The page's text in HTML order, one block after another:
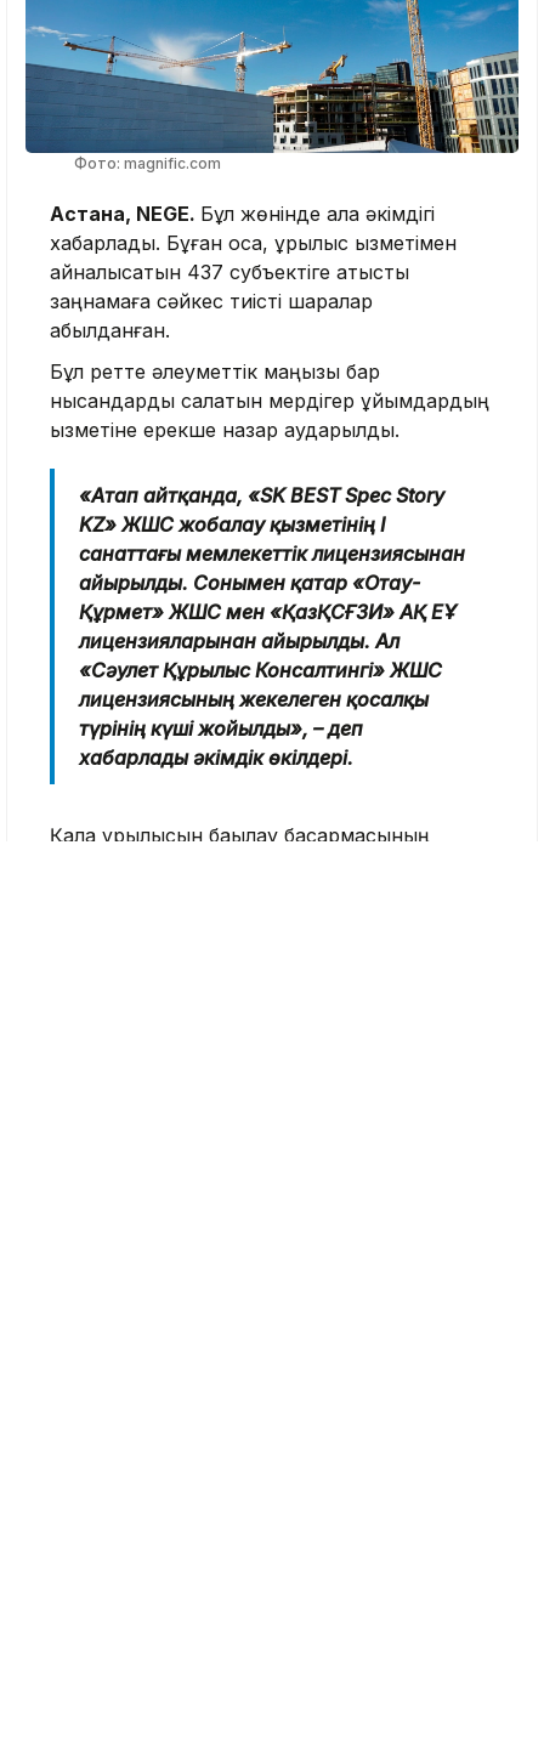
Фото: magnific.com
Астана, NEGE. Бұл жөнінде қала әкімдігі
хабарлады. Бұған қоса, құрылыс қызметімен
айналысатын 437 субъектіге қатысты
заңнамаға сәйкес тиісті шаралар
қабылданған.
Бұл ретте әлеуметтік маңызы бар
нысандарды салатын мердігер ұйымдардың
қызметіне ерекше назар аударылды.
«Атап айтқанда, «SK BEST Spec Story
KZ» ЖШС жобалау қызметінің І
санаттағы мемлекеттік лицензиясынан
айырылды. Сонымен қатар «Отау-
Құрмет» ЖШС мен «ҚазҚСҒЗИ» АҚ ЕҰ
лицензияларынан айырылды. Ал
«Сәулет Құрылыс Консалтингі» ЖШС
лицензиясының жекелеген қосалқы
түрінің күші жойылды», – деп
хабарлады әкімдік өкілдері.
Қала құрылысын бақылау басқармасының